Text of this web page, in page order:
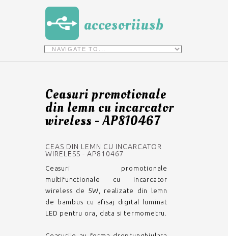
accesoriiusb
Ceasuri promotionale
din lemn cu incarcator
wireless - AP810467
CEAS DIN LEMN CU INCARCATOR
WIRELESS - AP810467
Ceasuri promotionale
multifunctionale cu incarcator
wireless de 5W, realizate din lemn
de bambus cu afisaj digital luminat
LED pentru ora, data si termometru.